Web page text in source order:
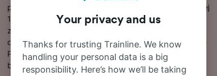
przez około 33 pociągi dziennie. Podróż na tej liczącej
115 km trasie trwa zwykle 2 g 44 m. Jeśli jednak
zależy Ci na czasie, kursem przyspieszonym możesz
dotrzeć do celu nawet w 2 g 9 m. Pomimo iż na trasie
Pisa San Rossore – Bolonia nie ma połączeń
bezpośrednich, podróżnych czeka tylko 1 przediaska.
Your privacy and us
Thanks for trusting Trainline. We know
handling your personal data is a big
responsibility. Here’s how we’ll be taking